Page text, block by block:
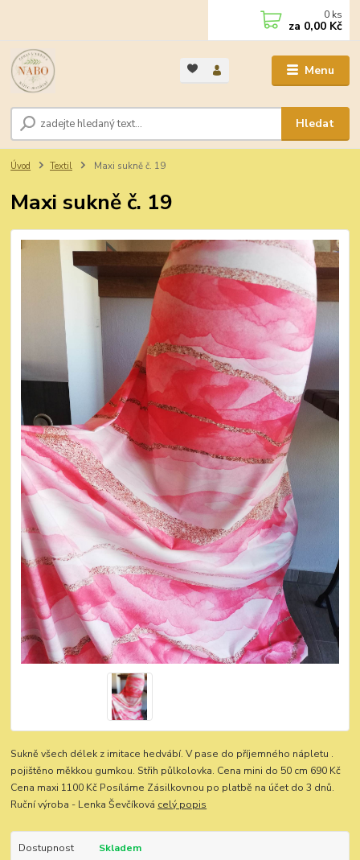
Menu
Hledat
0 ks
za 0,00 Kč
Úvod Textil Maxi sukně č. 19
Maxi sukně č. 19
Sukně všech délek z imitace hedvábí. V pase do příjemného nápletu .
pojištěno měkkou gumkou. Střih půlkolovka. Cena mini do 50 cm 690 Kč
Cena maxi 1100 Kč Posíláme Zásilkovnou po platbě na účet do 3 dnů.
Ruční výroba - Lenka Ševčíková celý popis
Dostupnost Skladem